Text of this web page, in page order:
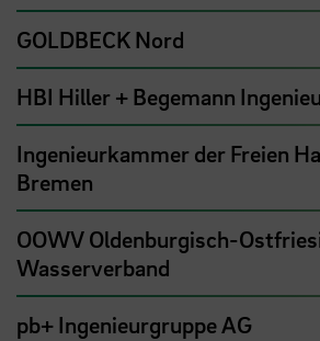
GOLDBECK Nord
HBI Hiller + Begemann
Ingenieurkammer der Freien
Bremen
OOWV Oldenburgisch-
Wasserverband
pb+ Ingenieurgruppe AG